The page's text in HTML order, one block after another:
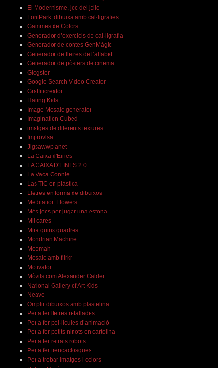
El Modernisme, joc del jclic
FontPark, dibuixa amb cal·ligrafies
Gammes de Colors
Generador d’exercicis de cal·ligrafia
Generador de contes GenMàgic
Generador de lletres de l’alfabet
Generador de pòsters de cinema
Glogster
Google Search Video Creator
Graffiticreator
Haring Kids
Image Mosaic generator
Imagination Cubed
imatges de diferents textures
Improvisa
Jigsawwplanet
La Caixa d'Eines
LA CAIXA D'EINES 2.0
La Vaca Connie
Las TIC en plàstica
Lletres en forma de dibuixos
Meditation Flowers
Més jocs per jugar una estona
Mil cares
Mira quins quadres
Mondrian Machine
Moomah
Mosaic amb flirkr
Motivator
Mòvils com Alexander Calder
National Gallery of Art Kids
Neave
Omplir dibuixos amb plastelina
Per a fer lletres retallades
Per a fer pel·licules d’animació
Per a fer petits ninots en cartolina
Per a fer retrats robots
Per a fer trencaclosques
Per a trobar imatges i colors